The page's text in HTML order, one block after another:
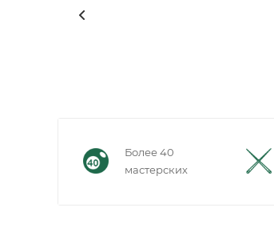
Более 40
мастерских